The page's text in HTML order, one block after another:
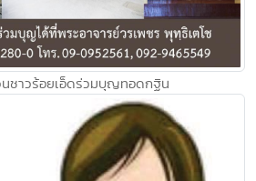
ชาวร้อยเอ็ดร่วมบุญทอดกฐิน